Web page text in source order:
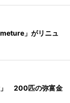
」がリニュ
」 200匹の弥富金